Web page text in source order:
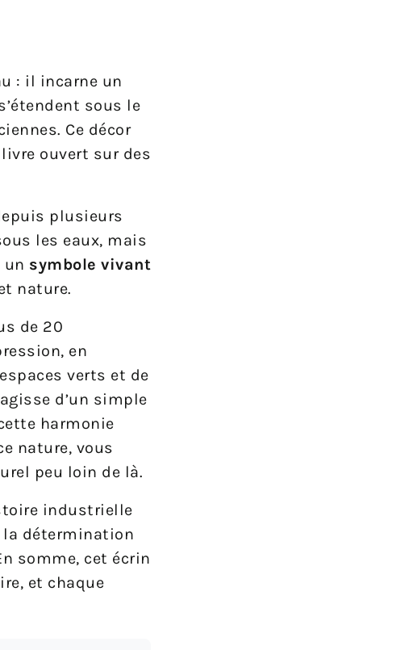
: il incarne un
sous le
Ce décor
ouvert sur des
plusieurs
les eaux, mais
un symbole vivant
nature.
de 20
en
verts et de
d’un simple
harmonie
nature, vous
peu loin de là.
industrielle
la détermination
somme, cet écrin
et chaque